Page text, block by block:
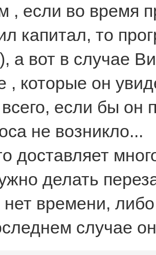
, если во время
капитал, то
а вот в случае
, которые он
если бы он
не возникло...
доставляет
делать
нет времени,
случае